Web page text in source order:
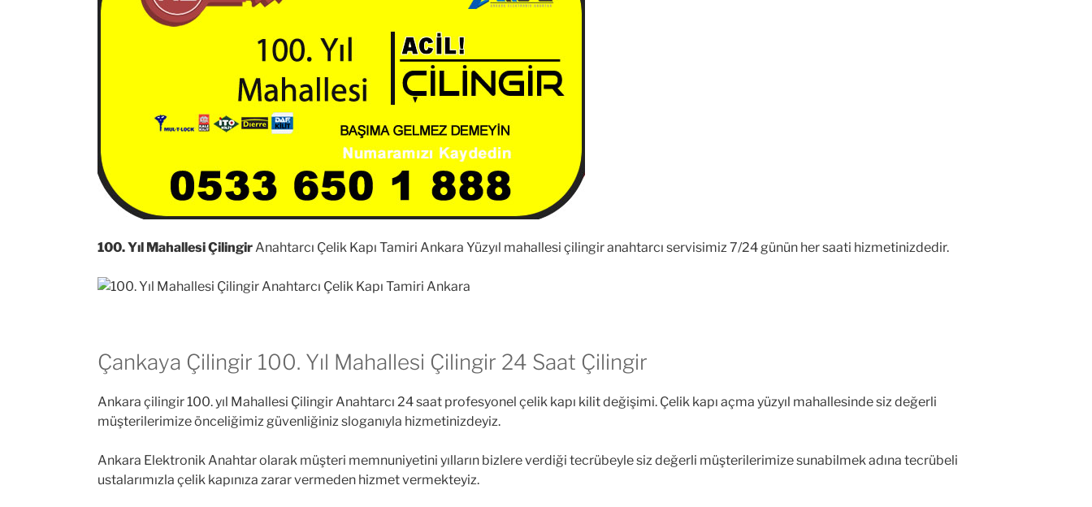
100. Yıl Mahallesi Çilingir Anahtarcı Çelik Kapı Tamiri Ankara Yüzyıl mahallesi çilingir anahtarcı servisimiz 7/24 günün her saati hizmetinizdedir.
Çankaya Çilingir 100. Yıl Mahallesi Çilingir 24 Saat Çilingir
Ankara çilingir 100. yıl Mahallesi Çilingir Anahtarcı 24 saat profesyonel çelik kapı kilit değişimi. Çelik kapı açma yüzyıl mahallesinde siz değerli
müşterilerimize önceliğimiz güvenliğiniz sloganıyla hizmetinizdeyiz.
Ankara Elektronik Anahtar olarak müşteri memnuniyetini yılların bizlere verdiği tecrübeyle siz değerli müşterilerimize sunabilmek adına tecrübeli
ustalarımızla çelik kapınıza zarar vermeden hizmet vermekteyiz.